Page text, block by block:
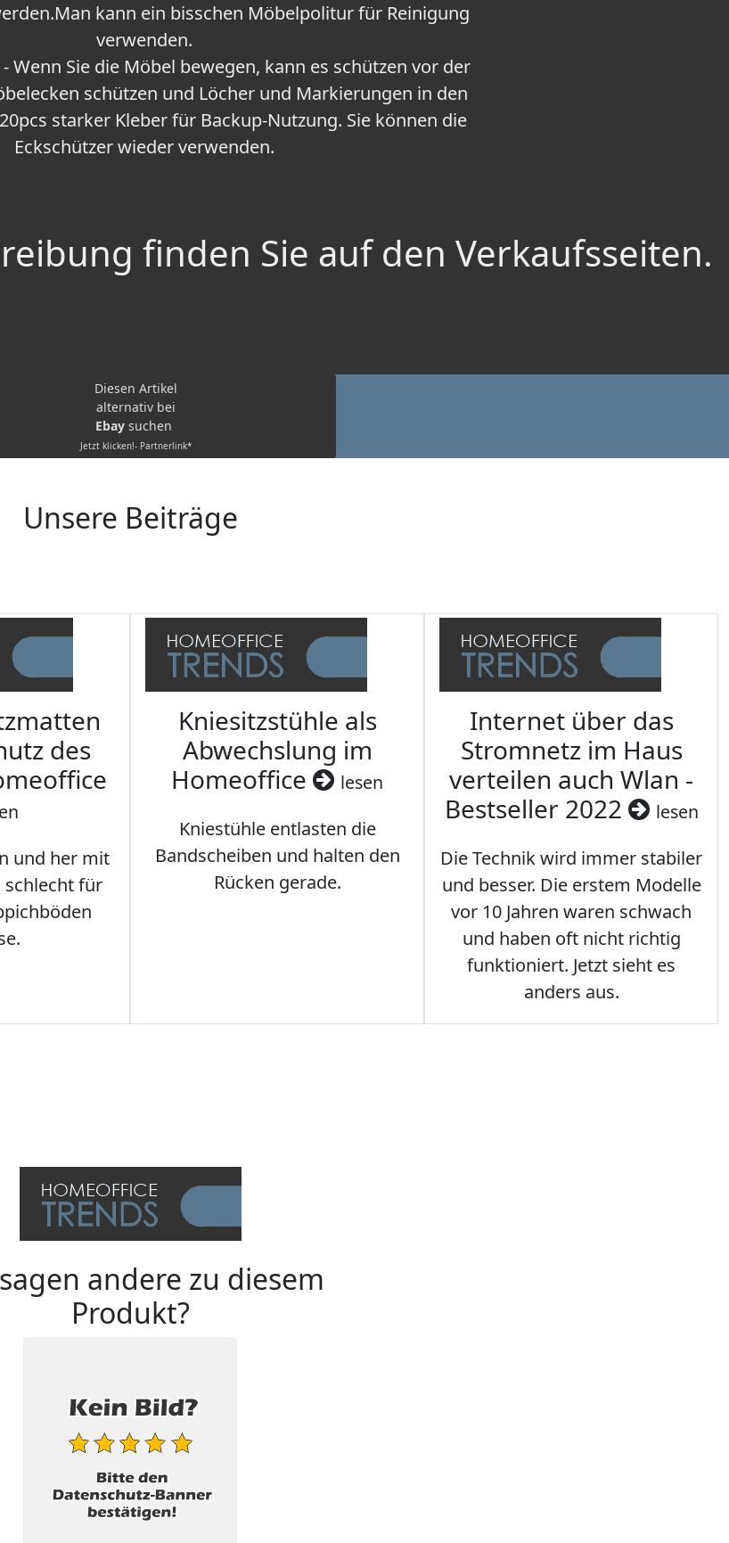
kann ein bisschen Möbelpolitur für Reinigung
verwenden.
Wenn Sie die Möbel bewegen, kann es schützen vor der
schützen und Löcher und Markierungen in den
starker Kleber für Backup-Nutzung. Sie können die
Eckschützer wieder verwenden.
finden Sie auf den Verkaufsseiten.
Diesen Artikel
alternativ bei
Ebay suchen
Jetzt klicken!- Partnerlink*
Unsere Beiträge
des
und her mit
schlecht für
Kniesitzstühle als
Abwechslung im
Homeoffice
lesen
Kniestühle entlasten die
Bandscheiben und halten den
Rücken gerade.
Internet über das
Stromnetz im Haus
verteilen auch Wlan -
Bestseller 2022
lesen
Die Technik wird immer stabiler
und besser. Die erstem Modelle
vor 10 Jahren waren schwach
und haben oft nicht richtig
funktioniert. Jetzt sieht es
anders aus.
andere zu diesem
Produkt?